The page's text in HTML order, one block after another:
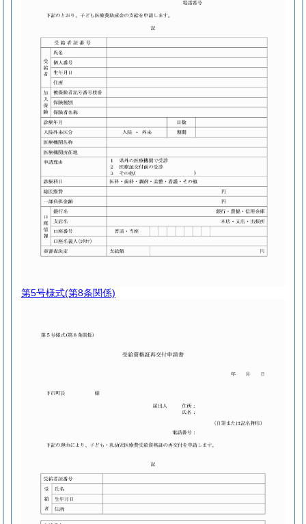
第5号様式(第8条関係)